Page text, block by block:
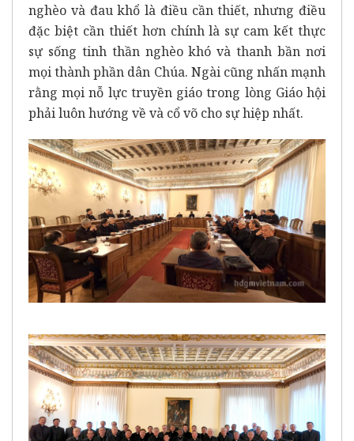
nghèo và đau khổ là điều cần thiết, nhưng điều
đặc biệt cần thiết hơn chính là sự cam kết thực
sự sống tinh thần nghèo khó và thanh bần nơi
mọi thành phần dân Chúa. Ngài cũng nhấn mạnh
rằng mọi nỗ lực truyền giáo trong lòng Giáo hội
phải luôn hướng về và cổ võ cho sự hiệp nhất.